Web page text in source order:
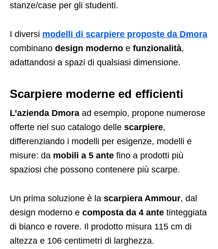
stanze/case per gli studenti.
I diversi modelli di scarpiere proposte da Dmora
combinano design moderno e funzionalità,
adattandosi a spazi di qualsiasi dimensione.
Scarpiere moderne ed efficienti
L’azienda Dmora ad esempio, propone numerose
offerte nel suo catalogo delle scarpiere,
differenziando i modelli per esigenze, modelli e
misure: da mobili a 5 ante fino a prodotti più
spaziosi che possono contenere più scarpe.
Un prima soluzione è la scarpiera Ammour, dal
design moderno e composta da 4 ante tinteggiata
di bianco e rovere. Il prodotto misura 115 cm di
altezza e 106 centimetri di larghezza.